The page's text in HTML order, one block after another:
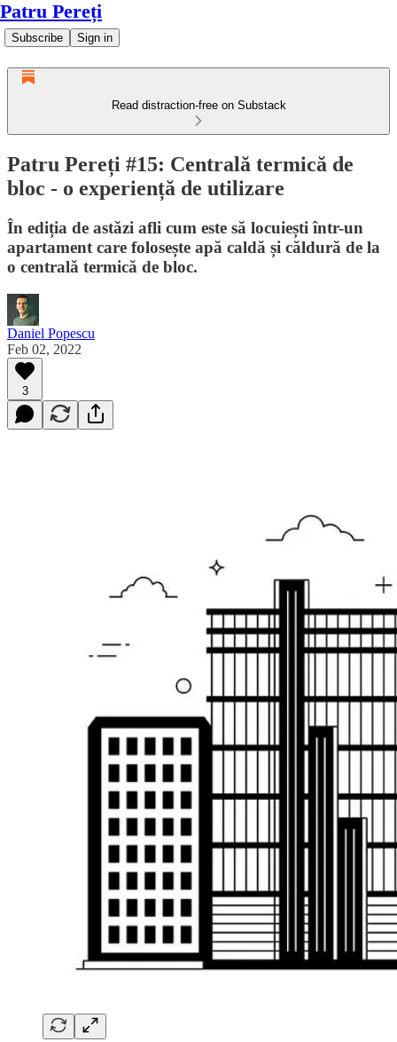
Patru Pereți
Subscribe Sign in
Read distraction-free on Substack
Patru Pereți #15: Centrală termică de
bloc - o experiență de utilizare
În ediția de astăzi afli cum este să locuiești într-un
apartament care folosește apă caldă și căldură de la
o centrală termică de bloc.
Daniel Popescu
Feb 02, 2022
3